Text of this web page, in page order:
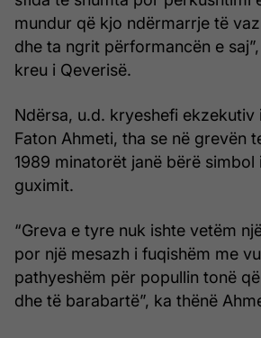
mundur që kjo ndërmarrje të
dhe ta ngrit përformancën e
kreu i Qeverisë.
Ndërsa, u.d. kryeshefi ekzekutiv
Faton Ahmeti, tha se në grevën
1989 minatorët janë bërë simbol
guximit.
“Greva e tyre nuk ishte vetëm
por një mesazh i fuqishëm me
pathyeshëm për popullin tonë
dhe të barabartë”, ka thënë